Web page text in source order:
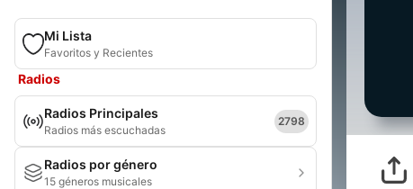
Mi Lista
Favoritos y Recientes
Radios
Radios Principales
Radios más escuchadas
2798
Radios por género
15 géneros musicales